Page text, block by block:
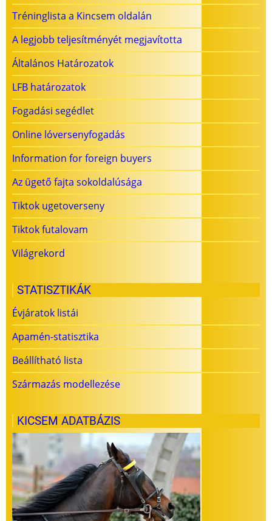
Tréninglista a Kincsem oldalán
A legjobb teljesítményét megjavította
Általános Határozatok
LFB határozatok
Fogadási segédlet
Online lóversenyfogadás
Information for foreign buyers
Az ügető fajta sokoldalúsága
Tiktok ugetoverseny
Tiktok futalovam
Világrekord
STATISZTIKÁK
Évjáratok listái
Apamén-statisztika
Beállítható lista
Származás modellezése
KICSEM ADATBÁZIS